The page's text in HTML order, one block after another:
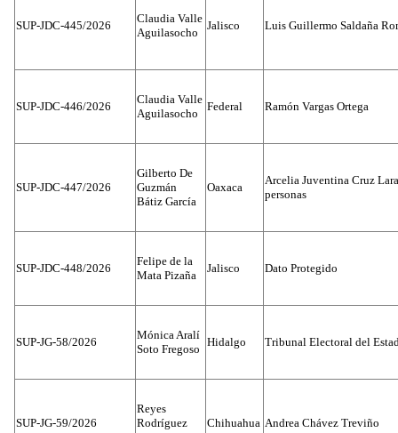
SUP-JDC-445/2026
Claudia Valle
Aguilasocho
Jalisco Luis Guillermo Saldaña
SUP-JDC-446/2026
Claudia Valle
Aguilasocho
Federal Ramón Vargas Ortega
SUP-JDC-447/2026
Gilberto De
Guzmán
Bátiz García
Oaxaca
Arcelia Juventina Cruz
personas
SUP-JDC-448/2026
Felipe de la
Mata Pizaña
Jalisco Dato Protegido
SUP-JG-58/2026
Mónica Aralí
Soto Fregoso
Hidalgo Tribunal Electoral del
SUP-JG-59/2026
Reyes
Rodríguez
Chihuahua Andrea Chávez Treviño